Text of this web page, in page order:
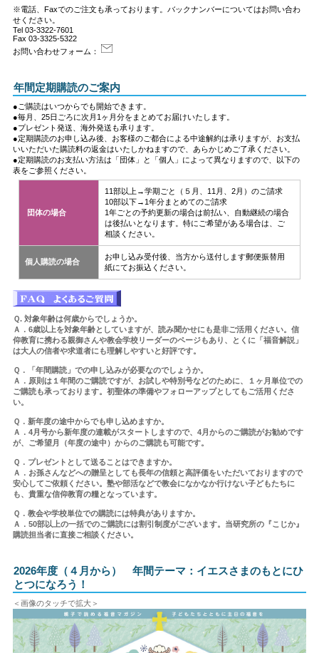
※電話、Faxでのご注文も承っております。バックナンバーについてはお問い合わ
せください。
Tel 03-3322-7601
Fax 03-3325-5322
お問い合わせフォーム：
年間定期購読のご案内
●ご購読はいつからでも開始できます。
●毎月、25日ごろに次月1ヶ月分をまとめてお届けいたします。
●プレゼント発送、海外発送も承ります。
●定期購読のお申し込み後、お客様のご都合による中途解約は承りますが、お支払
いいただいた購読料の返金はいたしかねますので、あらかじめご了承ください。
●定期購読のお支払い方法は「団体」と「個人」によって異なりますので、以下の
表をご参照ください。
団体の場合
11部以上→学期ごと（５月、11月、2月）のご請求
10部以下→1年分まとめてのご請求
1年ごとの予約更新の場合は前払い、自動継続の場合
は後払いとなります。特にご希望がある場合は、ご
相談ください。
個人購読の場合
お申し込み受付後、当方から送付します郵便振替用
紙にてお振込ください。
Ｑ. 対象年齢は何歳からでしょうか。
Ａ．6歳以上を対象年齢としていますが、読み聞かせにも是非ご活用ください。信
仰教育に携わる親御さんや教会学校リーダーのページもあり、とくに「福音解説」
は大人の信者や求道者にも理解しやすいと好評です。
Ｑ．「年間購読」での申し込みが必要なのでしょうか。
Ａ．原則は１年間のご購読ですが、お試しや特別号などのために、１ヶ月単位での
ご購読も承っております。初聖体の準備やフォローアップとしてもご活用くださ
い。
Ｑ．新年度の途中からでも申し込めますか。
Ａ．4月号から新年度の連載がスタートしますので、4月からのご購読がお勧めです
が、ご希望月（年度の途中）からのご購読も可能です。
Ｑ．プレゼントとして送ることはできますか。
Ａ．お孫さんなどへの贈呈としても長年の信頼と高評価をいただいておりますので
安心してご依頼ください。塾や部活などで教会になかなか行けない子どもたちに
も、貴重な信仰教育の糧となっています。
Ｑ．教会や学校単位での購読には特典がありますか。
Ａ．50部以上の一括でのご購読には割引制度がございます。当研究所の『こじか』
購読担当者に直接ご相談ください。
2026年度（４月から）
年間テーマ：イエスさまのもとにひ
とつになろう！
＜画像のタッチで拡大＞